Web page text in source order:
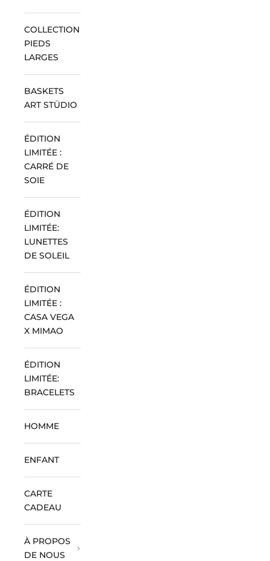
COLLECTION
PIEDS
LARGES
BASKETS
ART STÜDIO
ÉDITION
LIMITÉE :
CARRÉ DE
SOIE
ÉDITION
LIMITÉE:
LUNETTES
DE SOLEIL
ÉDITION
LIMITÉE :
CASA VEGA
X MIMAO
ÉDITION
LIMITÉE:
BRACELETS
HOMME
ENFANT
CARTE
CADEAU
À PROPOS
DE NOUS